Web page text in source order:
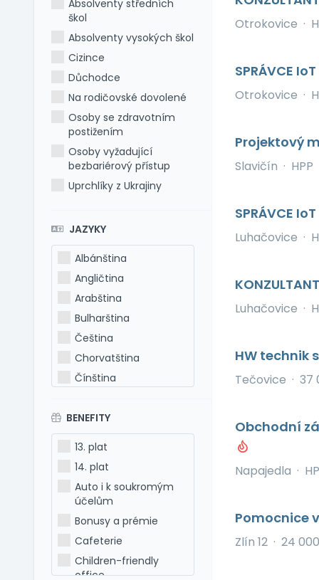
Absolventy středních
škol
Absolventy vysokých škol
Cizince
Důchodce
Na rodičovské dovolené
Osoby se zdravotním
postižením
Osoby vyžadující
bezbariérový přístup
Uprchlíky z Ukrajiny
JAZYKY
Albánština
Angličtina
Arabština
Bulharština
Čeština
Chorvatština
Čínština
Francouzština
Hebrejština
Holandština
Italština
Japonština
Latina
Litevština
Lotyšština
Maďarština
BENEFITY
13. plat
14. plat
Auto i k soukromým
účelům
Bonusy a prémie
Cafeterie
Children-friendly
office
Otrokovice ·
SPRÁVCE
Otrokovice ·
Projektový
Slavičín · HPP
SPRÁVCE
Luhačovice ·
Luhačovice ·
HW technik
Tečovice · 37
Obchodní
Napajedla ·
Pomocnice
Zlín 12 · 24